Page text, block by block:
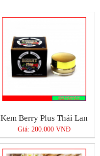
Kem Berry Plus Thái Lan
Giá: 200.000 VNĐ